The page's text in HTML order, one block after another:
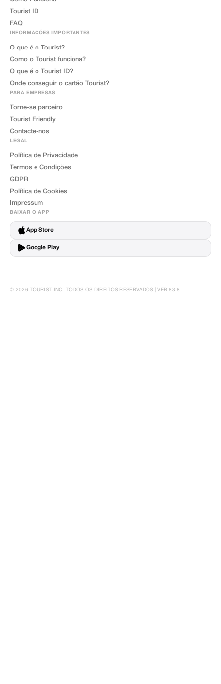
Tourist ID
FAQ
INFORMAÇÕES IMPORTANTES
O que é o Tourist?
Como o Tourist funciona?
O que é o Tourist ID?
Onde conseguir o cartão Tourist?
PARA EMPRESAS
Torne-se parceiro
Tourist Friendly
Contacte-nos
LEGAL
Política de Privacidade
Termos e Condições
GDPR
Política de Cookies
Impressum
BAIXAR O APP
App Store
Google Play
© 2026 TOURIST INC. TODOS OS DIREITOS RESERVADOS | VER 83.8